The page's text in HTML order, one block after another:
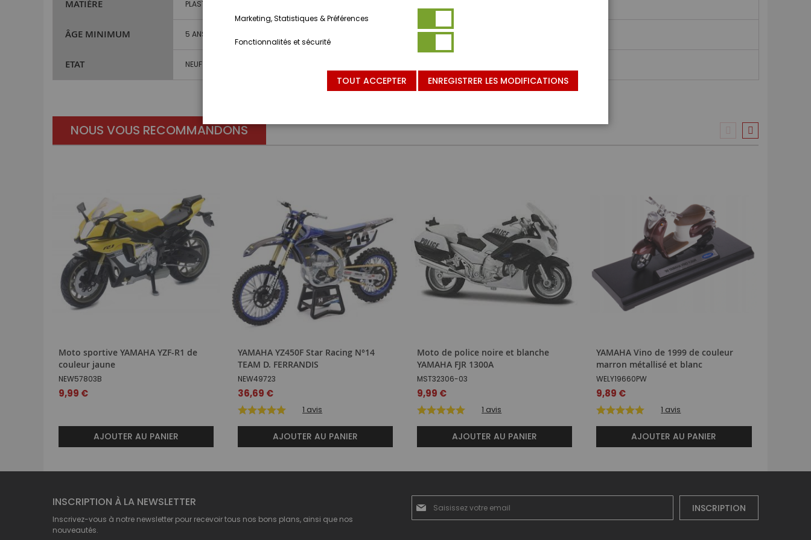
MATIÈRE PLASTIQUE
ÂGE MINIMUM 5 ANS ET PLUS
ETAT NEUF
NOUS VOUS RECOMMANDONS
Moto sportive YAMAHA YZF-R1 de
couleur jaune
NEW57803B
9,99 €
AJOUTER AU PANIER
YAMAHA YZ450F Star Racing N°14
TEAM D. FERRANDIS
NEW49723
36,69 €
1 avis
AJOUTER AU PANIER
Moto de police noire et blanche
YAMAHA FJR 1300A
MST32306-03
9,99 €
1 avis
AJOUTER AU PANIER
YAMAHA Vino de 1999 de couleur
marron métallisé et blanc
WELY19660PW
9,89 €
1 avis
AJOUTER AU PANIER
INSCRIPTION À LA NEWSLETTER
Inscrivez-vous à notre newsletter pour recevoir tous nos bons plans, ainsi que nos
nouveautés.
notre
INSCRIPTION
Marketing, Statistiques & Préférences
Fonctionnalités et sécurité
TOUT ACCEPTER ENREGISTRER LES MODIFICATIONS